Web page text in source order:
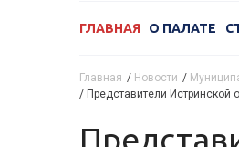
ГЛАВНАЯ О ПАЛАТЕ
Главная / Новости /
/ Представители
Представители Истринской общественной палаты и Союза